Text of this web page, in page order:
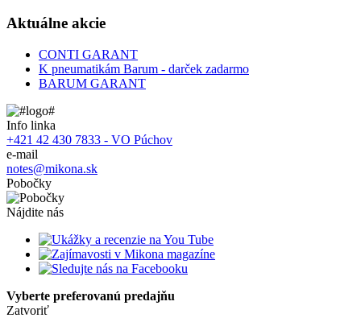
Aktuálne akcie
CONTI GARANT
K pneumatikám Barum - darček zadarmo
BARUM GARANT
Info linka
+421 42 430 7833 - VO Púchov
e-mail
notes@mikona.sk
Pobočky
Nájdite nás
Vyberte preferovanú predajňu
Zatvoriť